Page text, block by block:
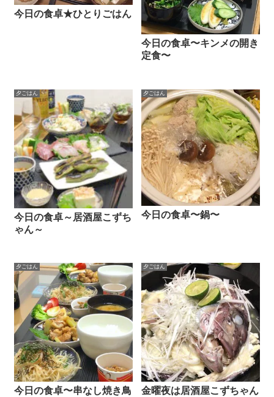
今日の食卓★ひとりごはん
今日の食卓〜キンメの開き
定食〜
夕ごはん
今日の食卓～居酒屋こずち
ゃん～
夕ごはん
今日の食卓〜鍋〜
夕ごはん
今日の食卓〜串なし焼き鳥
夕ごはん
金曜夜は居酒屋こずちゃん